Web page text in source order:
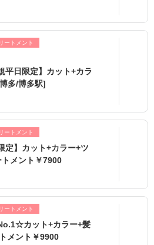
ートメント
平日限定】カット+カラ
多/博多駅]
ートメント
】カット+カラー+ツ
メント￥7900
ートメント
カット+カラー+髪
メント￥9900